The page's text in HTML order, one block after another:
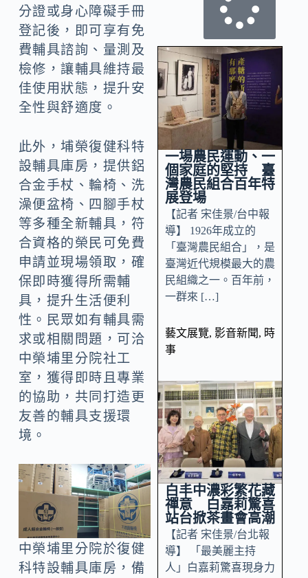
分證或身心障礙手冊
登記後，即可享有免
費輔具諮詢、量測及
檢修，讓輔具維持最
佳使用狀態，提升安
全性與舒適度。
此外，埔榮復健科特
設輔具庫房，提供鋁
合金手杖、輪椅、洗
澡便盆椅、四腳手杖
等多種全新輔具，符
合資格的榮民可免費
申請並現場領取，確
保即時獲得所需輔
具，提升生活便利
性。民眾如有輔具需
求或相關問題，可洽
中榮埔里分院社工
室，獲得即時且專業
的協助，共同打造更
友善的輔具支援環
境。
中榮埔里分院於復健
科特設輔具庫房，備
一場農民運動、一
個家庭的堅持 臺
灣農民組合百年特
展登場
【記者 宋佳景/台中報
導】 1926年成立的
「臺灣農民組合」，是
臺灣近代規模最大的農
民組織之一。百年前，
一群來 […]
藝文展覽, 影音新聞, 時
事
白丰中濃彩繁花藏
禪意 白嘉莉驚喜
站台掀茶畫會高潮
【記者 宋佳景/台北報
導】 「最美麗主持
人」白嘉莉驚喜現身力